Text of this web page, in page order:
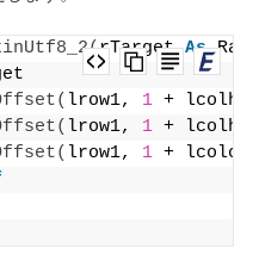
(rTarget As
( lrow1, 1 +
( lrow1, 1 +
( lrow1, 1 +